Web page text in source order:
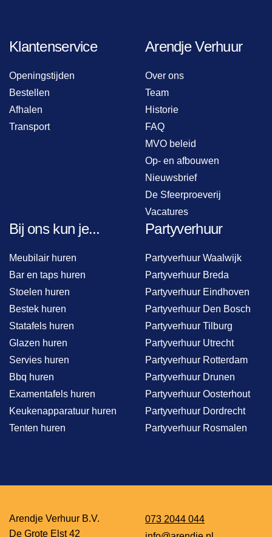
Klantenservice
Openingstijden
Bestellen
Afhalen
Transport
Arendje Verhuur
Over ons
Team
Historie
FAQ
MVO beleid
Op- en afbouwen
Nieuwsbrief
De Sfeerproeverij
Vacatures
Bij ons kun je...
Meubilair huren
Bar en taps huren
Stoelen huren
Bestek huren
Statafels huren
Glazen huren
Servies huren
Bbq huren
Examentafels huren
Keukenapparatuur huren
Tenten huren
Partyverhuur
Partyverhuur Waalwijk
Partyverhuur Breda
Partyverhuur Eindhoven
Partyverhuur Den Bosch
Partyverhuur Tilburg
Partyverhuur Utrecht
Partyverhuur Rotterdam
Partyverhuur Drunen
Partyverhuur Oosterhout
Partyverhuur Dordrecht
Partyverhuur Rosmalen
Arendje Verhuur B.V.
De Grote Elst 42
073 2044 044